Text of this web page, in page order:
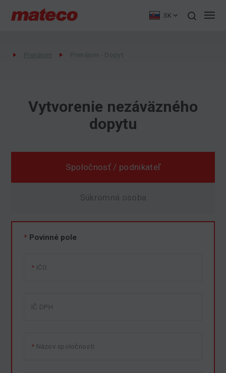
SK
PoptávkaVytvorenie nezáväzného
dopytu
Spoločnosť / podnikateľ
Súkromná osoba
* Povinné pole
IČO
IČ DPH
Názov spoločnosti